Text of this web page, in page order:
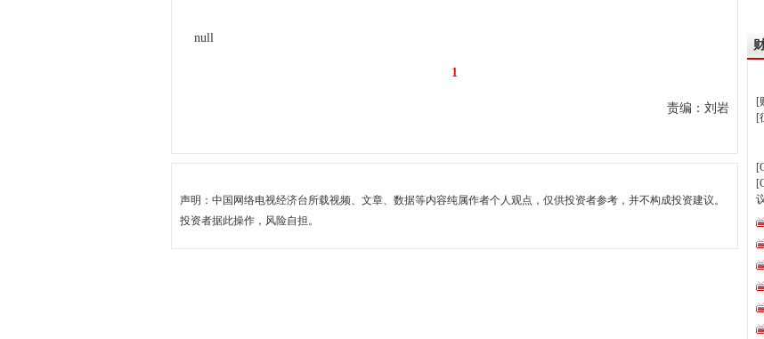
null
1
责编：刘岩
声明：中国网络电视经济台所载视频、文章、数据等内容纯属作者个人观点，仅供投资者参考，并不构成投资建议。
投资者据此操作，风险自担。
[
[